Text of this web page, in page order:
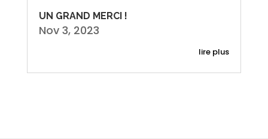
UN GRAND MERCI !
Nov 3, 2023
lire plus